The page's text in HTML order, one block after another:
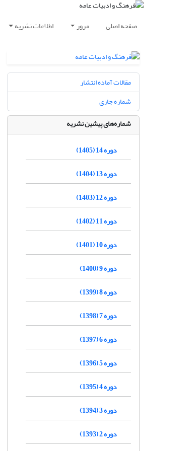
صفحه اصلی مرور اطلاعات نشریه
مقالات آماده انتشار
شماره جاری
شماره‌های پیشین نشریه
دوره 14 (1405)
دوره 13 (1404)
دوره 12 (1403)
دوره 11 (1402)
دوره 10 (1401)
دوره 9 (1400)
دوره 8 (1399)
دوره 7 (1398)
دوره 6 (1397)
دوره 5 (1396)
دوره 4 (1395)
دوره 3 (1394)
دوره 2 (1393)